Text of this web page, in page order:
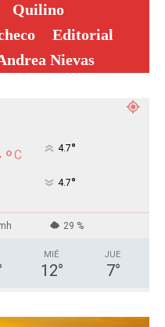
Quilino
Editorial
Nievas
°C 4.7°
4.7°
29 %
MIÉ
12°
JUE
7°